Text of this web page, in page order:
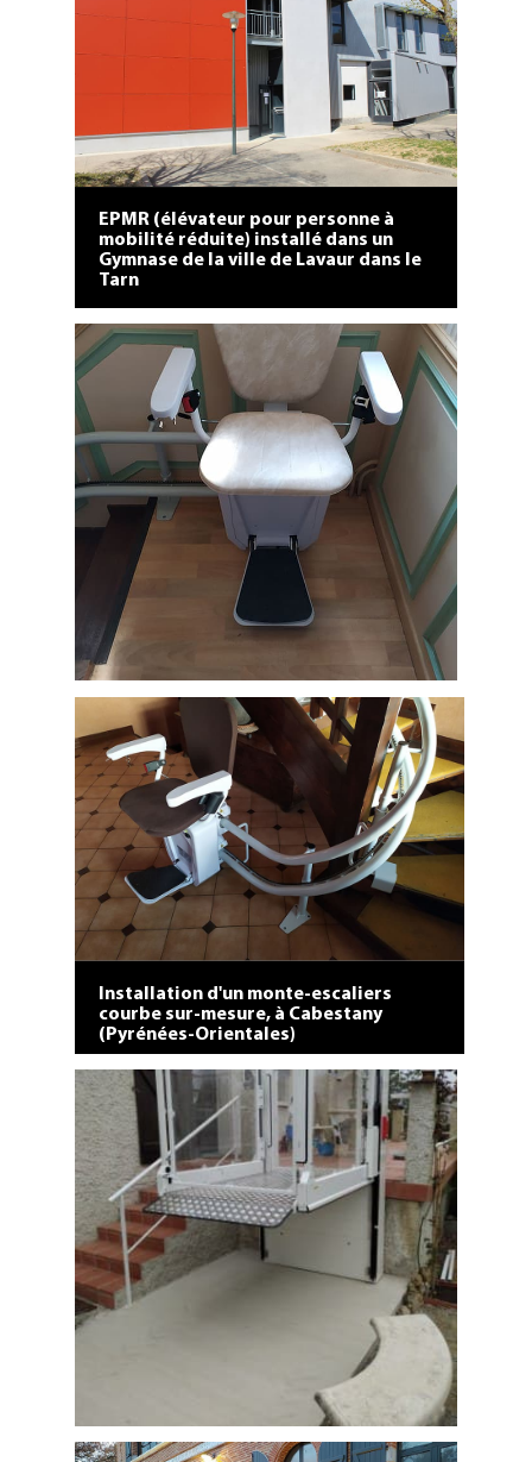
aux intempéries, installée chez un
particulier à Montoulieu dans
l'Hérault (département 34).
EPMR (élévateur pour personne à
mobilité réduite) installé dans un
Gymnase de la ville de Lavaur dans le
Tarn
Installation d'un monte-escaliers sur-
mesure chez un particulier de
Carcassonne dans l'Aude.
Installation d'un monte-escaliers
courbe sur-mesure, à Cabestany
(Pyrénées-Orientales)